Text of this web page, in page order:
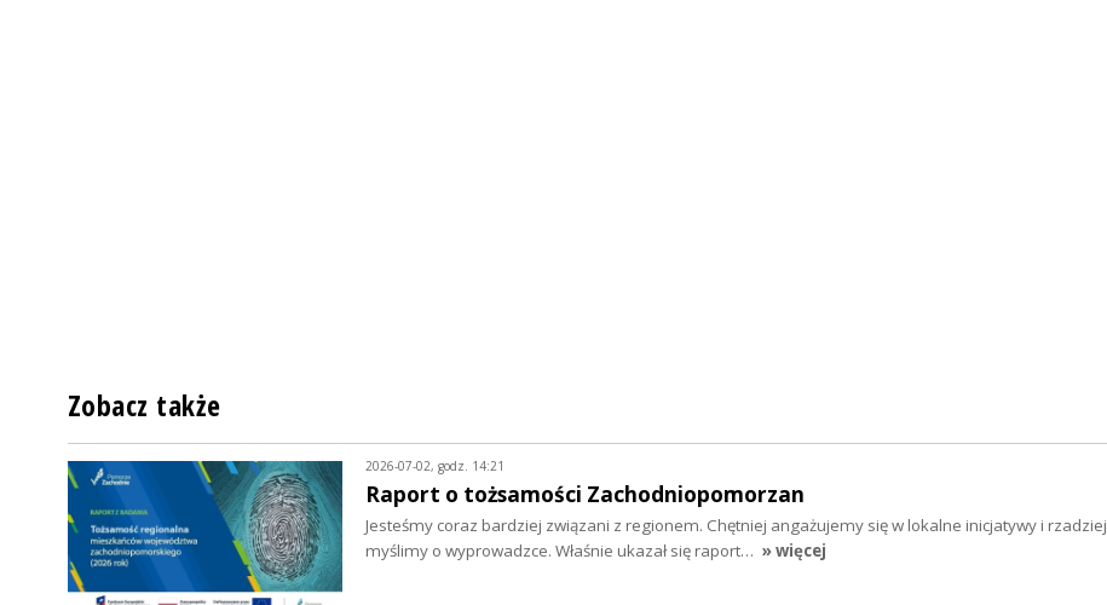
Zobacz także
2026-07-02, godz. 14:21
Raport o tożsamości Zachodniopomorzan
Jesteśmy coraz bardziej związani z regionem. Chętniej angażujemy się w lokalne inicjatywy i rzadziej
myślimy o wyprowadzce. Właśnie ukazał się raport… » więcej